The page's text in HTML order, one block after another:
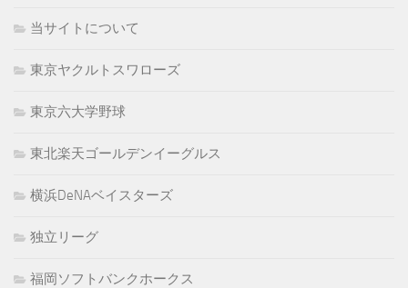
当サイトについて
東京ヤクルトスワローズ
東京六大学野球
東北楽天ゴールデンイーグルス
横浜DeNAベイスターズ
独立リーグ
福岡ソフトバンクホークス